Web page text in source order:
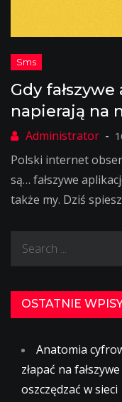
Gdy
napierają na
Polski internet
są… fałszywe
także my. Dziś
OSTATNIE
Anatomia
złapać na
oszczędzać w sieci